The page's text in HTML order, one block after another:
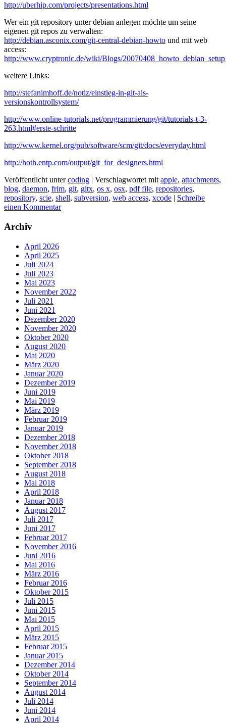
http://uberhip.com/projects/presentations.html
Wer ein git repository unter debian anlegen möchte um seine
eigenen git repos zu verwalten:
http://debian.asconix.com/git-central-debian-howto und mit web
access:
http://www.cryptronic.de/wiki/Blogs/
weitere Links:
http://stefanimhoff.de/notiz/einstieg-in-git-als-
versionskontrollsystem/
http://www.online-tutorials.net/programmierung/git/tutorials-t-3-
263.html#erste-schritte
http://www.kernel.org/pub/software/scm/git/docs/everyday.html
http://hoth.entp.com/output/git_for_designers.html
Veröffentlicht unter coding | Verschlagwortet mit apple, attachments,
blog, daemon, frim, git, gitx, os x, osx, pdf file, repositories,
repository, scie, shell, subversion, web access, xcode | Schreibe
einen Kommentar
Archiv
April 2026
April 2025
Juli 2024
Juli 2023
Mai 2023
November 2022
Juli 2021
Juni 2021
Dezember 2020
November 2020
Oktober 2020
August 2020
Mai 2020
März 2020
Januar 2020
Dezember 2019
Juni 2019
Mai 2019
März 2019
Februar 2019
Januar 2019
Dezember 2018
November 2018
Oktober 2018
September 2018
August 2018
Mai 2018
April 2018
Januar 2018
August 2017
Juli 2017
Juni 2017
Februar 2017
November 2016
Juni 2016
Mai 2016
März 2016
Februar 2016
Oktober 2015
Juli 2015
Juni 2015
Mai 2015
April 2015
März 2015
Februar 2015
Januar 2015
Dezember 2014
Oktober 2014
September 2014
August 2014
Juli 2014
Juni 2014
April 2014